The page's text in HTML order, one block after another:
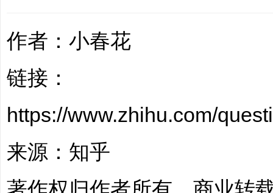
文
作者：小春花
链接：
https://www.zhihu.com/
来源：知乎